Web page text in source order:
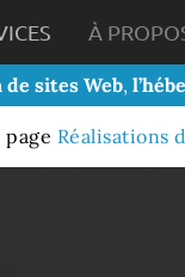
À
sites Web,
Réalisations